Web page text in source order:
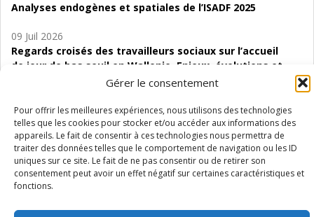
Gérer le consentement
Pour offrir les meilleures expériences, nous utilisons des technologies
telles que les cookies pour stocker et/ou accéder aux informations des
appareils. Le fait de consentir à ces technologies nous permettra de
traiter des données telles que le comportement de navigation ou les ID
uniques sur ce site. Le fait de ne pas consentir ou de retirer son
consentement peut avoir un effet négatif sur certaines caractéristiques et
fonctions.
Analyses endogènes et spatiales de l’ISADF 2025
09 Juil 2026
Regards croisés des travailleurs sociaux sur l’accueil
de jour de bas seuil en Wallonie. Enjeux, évolutions et
06 Juil 2026
Étude d’évaluabilité des Structures
d’accompagnement à l’autocréation d’emploi (SAACE)
01 Juil 2026
Pénurie du personnel infirmier :quels indicateurs
Wallonie ?